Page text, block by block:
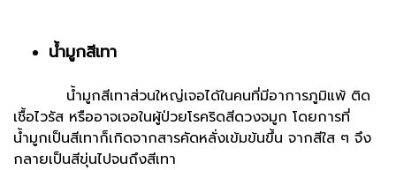
น้ำมูกสีเทา
น้ำมูกสีเทาส่วนใหญ่เจอได้ในคนที่มีอาการภูมิแพ้ ติด
เชื้อไวรัส หรืออาจเจอในผู้ป่วยโรคริดสีดวงจมูก โดยการที่
น้ำมูกเป็นสีเทาก็เกิดจากสารคัดหลั่งเข้มข้นขึ้น จากสีใส ๆ จึง
กลายเป็นสีขุ่นไปจนถึงสีเทา